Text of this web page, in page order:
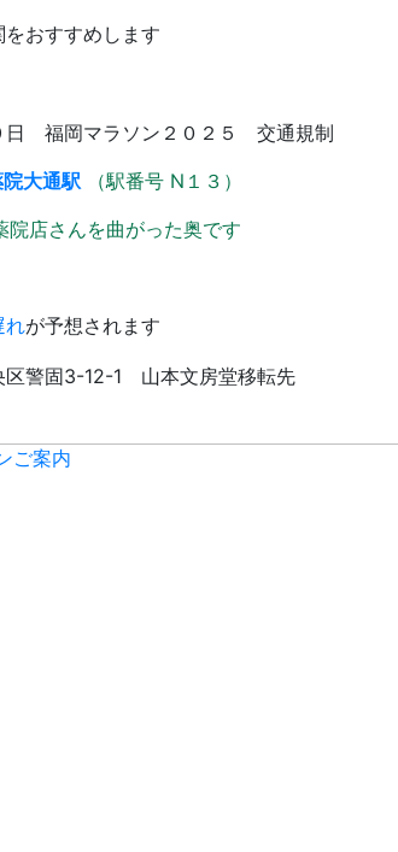
おすすめします
大通駅 （駅番号 N１３）
店さんを曲がった奥です
れが予想されます
ご案内